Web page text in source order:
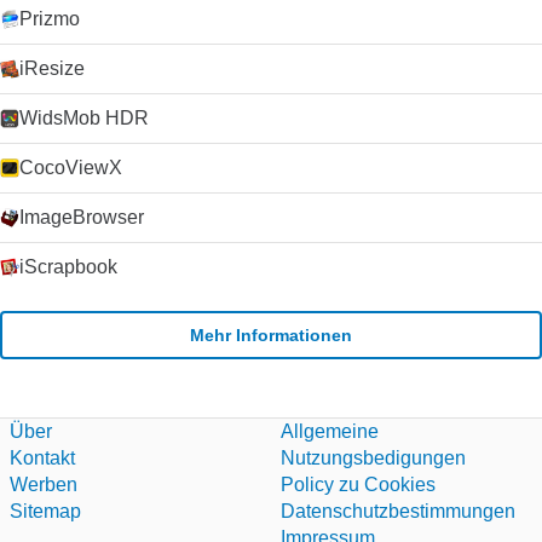
gibt Ihnen detaillierte Informationen über die erwartete
Anrufqualität für jeden Ihrer Kontakte (da die Qualität von der
Internetverbindung beider Parteien abhängt).
Zusammenfassung Wenn Sie nach einem zuverlässigen und
einfach zu bedienenden VoIP-Client suchen, werden Sie es
schwer finden, Skype zu schlagen. Der Kauf von Skype durch
Microsoft im Jahr 2011 hat die Plattform weiter stabilisiert und
für seinen alternden Nachrichtendienst Windows Live
Messenger verwendet hat. Klicken Sie auf die grüne
Download-Schaltfläche, um es auszuprobieren. Microsoft
erlaubt nicht mehr das Hosting seiner
Prizmo
iResize
WidsMob HDR
CocoViewX
ImageBrowser
iScrapbook
Mehr Informationen
Über
Kontakt
Werben
Sitemap
Allgemeine
Nutzungsbedigungen
Policy zu Cookies
Datenschutzbestimmungen
Impressum